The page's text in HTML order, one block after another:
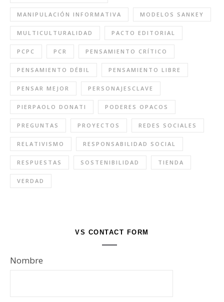
MANIPULACIÓN INFORMATIVA MODELOS SANKEY
MULTICULTURALIDAD PACTO EDITORIAL
PCPC PCR PENSAMIENTO CRÍTICO
PENSAMIENTO DÉBIL PENSAMIENTO LIBRE
PENSAR MEJOR PERSONAJESCLAVE
PIERPAOLO DONATI PODERES OPACOS
PREGUNTAS PROYECTOS REDES SOCIALES
RELATIVISMO RESPONSABILIDAD SOCIAL
RESPUESTAS SOSTENIBILIDAD TIENDA
VERDAD
VS CONTACT FORM
Nombre